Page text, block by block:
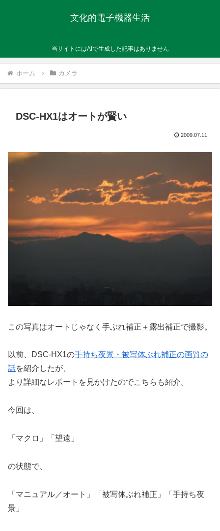
文化的電子機器生活
当サイトにはAIで生成した記事はありません
ホーム カメラ
DSC-HX1はオートが賢い
2009.07.11
この写真はオートじゃなく手ぶれ補正＋露出補正で撮影。
以前、DSC-HX1の手持ち夜景・被写体ぶれ補正の画質の
話を紹介したが、
より詳細なレポートを見かけたのでこちらも紹介。
今回は、
「マクロ」「望遠」
の状態で、
「マニュアル／オート」「被写体ぶれ補正」「手持ち夜
景」